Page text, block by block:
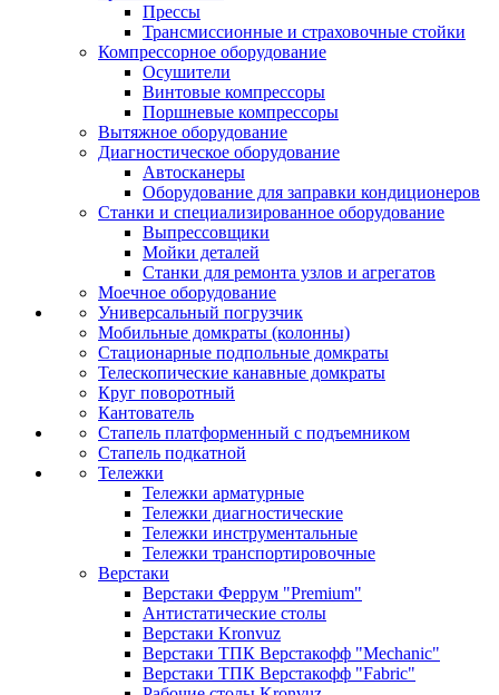
Прессы
Трансмиссионные и страховочные стойки
Компрессорное оборудование
Осушители
Винтовые компрессоры
Поршневые компрессоры
Вытяжное оборудование
Диагностическое оборудование
Автосканеры
Оборудование для заправки кондиционеров
Станки и специализированное оборудование
Выпрессовщики
Мойки деталей
Станки для ремонта узлов и агрегатов
Моечное оборудование
Универсальный погрузчик
Мобильные домкраты (колонны)
Стационарные подпольные домкраты
Телескопические канавные домкраты
Круг поворотный
Кантователь
Стапель платформенный с подъемником
Стапель подкатной
Тележки
Тележки арматурные
Тележки диагностические
Тележки инструментальные
Тележки транспортировочные
Верстаки
Верстаки Феррум "Premium"
Антистатические столы
Верстаки Kronvuz
Верстаки ТПК Верстакофф "Mechanic"
Верстаки ТПК Верстакофф "Fabric"